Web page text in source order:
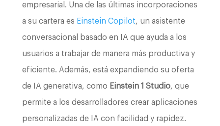
empresarial. Una de las últimas incorporaciones
a su cartera es Einstein Copilot, un asistente
conversacional basado en IA que ayuda a los
usuarios a trabajar de manera más productiva y
eficiente. Además, está expandiendo su oferta
de IA generativa, como Einstein 1 Studio, que
permite a los desarrolladores crear aplicaciones
personalizadas de IA con facilidad y rapidez.